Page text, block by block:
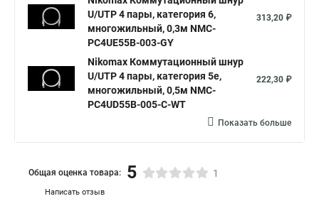
U/UTP 4 пары, категория 6,
многожильный, 0,3м NMC-
PC4UE55B-003-GY
313,20 ₽
Nikomax Коммутационный шнур
U/UTP 4 пары, категория 5е,
многожильный, 0,5м NMC-
PC4UD55B-005-C-WT
222,30 ₽
Показать больше
Написать отзыв
Общая оценка товара: 5 1